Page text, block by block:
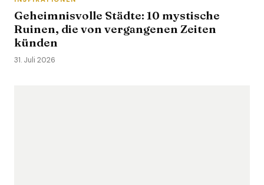
Geheimnisvolle Städte: 10 mystische
Ruinen, die von vergangenen Zeiten
künden
31. Juli 2026